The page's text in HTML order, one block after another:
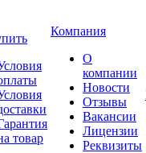
товар
Компания
О
компании
Новости
Отзывы
Вакансии
Лицензии
Реквизиты